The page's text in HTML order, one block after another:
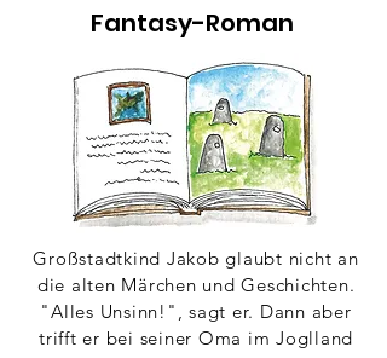
Fantasy-Roman
Großstadtkind Jakob glaubt nicht an
die alten Märchen und Geschichten.
"Alles Unsinn!", sagt er. Dann aber
trifft er bei seiner Oma im Joglland